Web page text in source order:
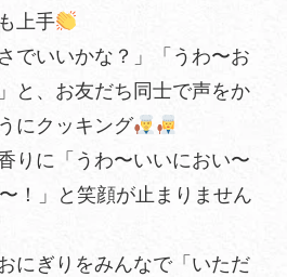
上手
でいいかな？」「うわ〜お
と、お友だち同士で声をか
にクッキング
りに「うわ〜いいにおい〜
！」と笑顔が止まりません
にぎりをみんなで「いただ